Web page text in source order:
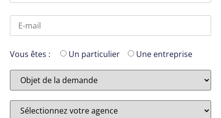
Vous êtes : Un particulier Une entreprise